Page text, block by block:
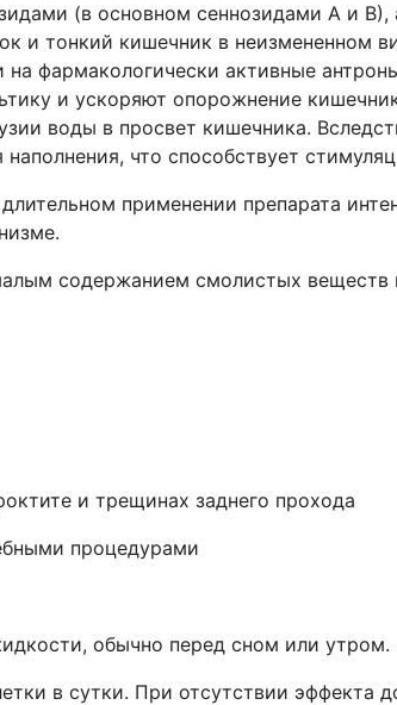
(в основном сеннозидами А и
и тонкий кишечник в неизмененном
фармакологически активные
и ускоряют опорожнение
воды в просвет кишечника.
что способствует
применении препарата
содержанием смолистых
и трещинах заднего прохода
процедурами
обычно перед сном или утром.
в сутки. При отсутствии эффекта